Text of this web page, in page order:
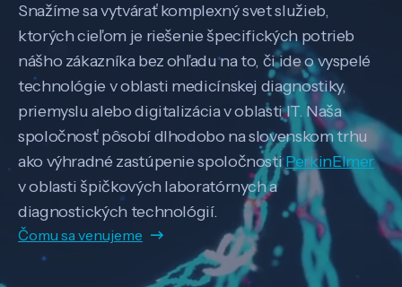
Snažíme sa vytvárať komplexný svet služieb,
ktorých cieľom je riešenie špecifických potrieb
nášho zákazníka bez ohľadu na to, či ide o vyspelé
technológie v oblasti medicínskej diagnostiky,
priemyslu alebo digitalizácia v oblasti IT. Naša
spoločnosť pôsobí dlhodobo na slovenskom trhu
ako výhradné zastúpenie spoločnostiPerkinElmer
v oblasti špičkových laboratórnych a
diagnostických technológií.
Čomu sa venujeme